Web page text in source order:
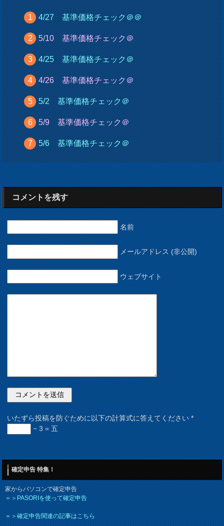
4/27 基準価格チェック＠＠
5/10 基準価格チェック＠
4/25 基準価格チェック＠
4/26 基準価格チェック＠
5/2 基準価格チェック＠
5/9 基準価格チェック＠
5/6 基準価格チェック＠
コメントを残す
名前
メールアドレス (非公開)
ウェブサイト
いたずら投稿を防ぐために以下の計算式に答えてください*
− 3 = 五
確定申告 特集！
家からパソコンで確定申告
＝＞PASORIを使って確定申告
＝＞確定申告関連の記事はこちら